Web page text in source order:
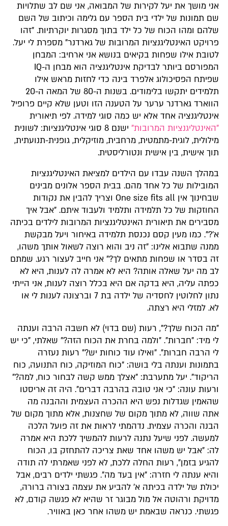
אני מושך את יעל לקירות של המבואה, אני שם לב שתלויות
שם תמונות של ילדי בית הספר עם גלימה וכיתוב של השם
שלהם ומהו הכוח של כל ילד בתוך מסגרות יוקרתיות. "זהו
פרויקט האינטליגנציות המרובות של גארדנר" מספרת לי יעל.
לטובת אילו שפחות בקיאים בנושא אני ארחיב: המבחן
המפורסם ביותר לבדיקת אינטליגנציה הוא מבחן ה-IQ
שפיתח הפסיכולוג אלפרד בינה כדי לחזות מראש אילו
תלמידים יתקשו בלימודים. בשנות ה-80 של המאה ה-20
הווארד גארדנר ערער על הטענה הזו וטען שלא קיים פרופיל
אינטליגנציה אחד אלא יש כמה סוגי למידה. לפי תיאורית
"האינטליגנציות המרובות"
ישנם 8 סוגי אינטליגנציות: לשונית
מילולית, לוגית-מתמטית, מרחבית, מוזיקלית, גופנית-תנועתית,
תוך אישית, בין אישית ונטורליסטית.
במהלך השנה עבדו עם הילדים למציאת האינטליגנציות
המובילות של כל אחד מהם. בבית הספר אלונים מבינים
שבחינוך אין One size fits all וצריך להבין את נקודות
החוזקות של כל תלמידה ותלמיד ולעבוד איתם. "אבל איך
מסבירים את תיאורית האינטליגנציות המרובות לילדים בכיתה
א'?". כמו מעין קסם נכנסת תלמידה באיחור ויעל מבקשת
ממנה שתבוא אלינו: "זה ניב והוא רוצה לשאול אותך משהו,
זה בסדר או שפחות מתאים לך?" אני חייב לעצור רגע. שמתם
לב מה יעל שאלה אותה? היא לא אמרה לה לענות, היא לא
כפתה עליה, היא בדקה אם היא בכלל רוצה לענות, אני הייתי
נתון לחלוטין לחסדיה של ילדה בת 7 וברצונה לענות לי או
לא. למזלי היא רצתה.
"מה הכוח שלך?", רעות (שם בדוי) לא חשבה הרבה וענתה
לי מיד: "חברות". "ולמה בחרת את הכוח הזה?" שאלתי, "כי יש
לי הרבה חברות". "ואילו עוד כוחות יש?" רעות נעזרה
בתמונות וענתה בלי בושה: "כוח המוזיקה, כוח התנועה, כוח
הריקוד". יעל מתערבת: "אצלך ממש קשה לבחור כוח, למה?"
ורעות עונה: "כי אני טובה בהרבה דברים". היה זה אריסטו
שהאמין שגדלות נפש היא ההכרה העצמית וההבנה מה
אתה שווה, לא מתוך מקום של שחצנות, אלא מתוך מקום של
הבנה והכרה עצמית. נדהמתי לראות את זה פועל הלכה
למעשה. לפני שיעל נתנה לרעות להמשיך ללכת היא אמרה
לה: "אבל יש משהו אחד שאת צריכה להתחזק בו, הכוח
להגיע בזמן", רעות החלה ללכת, לא לפני שאמרתי לה תודה
והיא ענתה לי חזרה: "אין בעד מה". פגשתי ילדים רבים, אבל
יכולת של ילדה בכיתה א' להביע את עצמה בצורה ברורה,
מדויקת ורהוטה אל מול מבוגר זר שהיא לא פגשה קודם, לא
פגשתי. כנראה שבאמת יש משהו אחר כאן באוויר.